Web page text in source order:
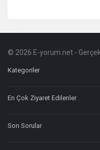
Footer
Hakkında
© 2026 E-yorum.net -
Kategoriler
En Çok Ziyaret Edilenler
Son Sorular